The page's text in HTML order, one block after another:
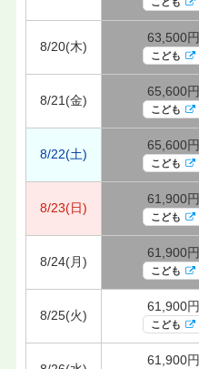
8/20(木)
63,500円
こども
8/21(金)
65,600円
こども
8/22(土)
65,600円
こども
8/23(日)
61,900円
こども
8/24(月)
61,900円
こども
8/25(火)
61,900円
こども
61,900円